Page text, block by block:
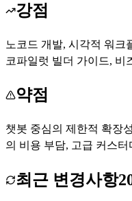
강점
노코드 개발, 시각적 워크
코파일럿 빌더 가이드, 비
약점
챗봇 중심의 제한적 확장
의 비용 부담, 고급 커스
최근 변경사항